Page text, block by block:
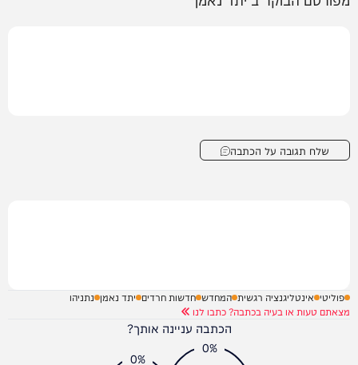
שלח תגובה על הכתבה
פוליטי אינטליגנציה רגשית המחדש חדשות חרדים יתד נאמן נתניהו
מצאתם טעות או בעיה בכתבה? כתבו לנו
הכתבה עניינה אותך?
0%
0%